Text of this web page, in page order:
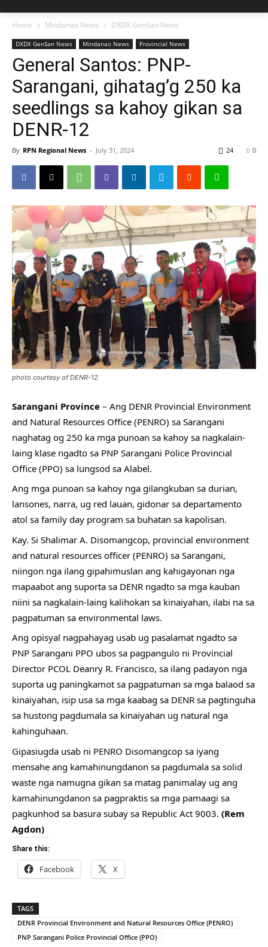
Home Mindanao News DXDX GenSan News
DXDX GenSan News Mindanao News Provincial News
General Santos: PNP-
Sarangani, gihatag’g 250 ka
seedlings sa kahoy gikan sa
DENR-12
By RPN Regional News - July 31, 2024 0
24
photo courtesy of DENR-12
Sarangani Province – Ang DENR Provincial Environment
and Natural Resources Office (PENRO) sa Sarangani
naghatag og 250 ka mga punoan sa kahoy sa nagkalain-
laing klase ngadto sa PNP Sarangani Police Provincial
Office (PPO) sa lungsod sa Alabel.
Ang mga punoan sa kahoy nga gilangkuban sa durian,
lansones, narra, ug red lauan, gidonar sa departamento
atol sa family day program sa buhatan sa kapolisan.
Kay. Si Shalimar A. Disomangcop, provincial environment
and natural resources officer (PENRO) sa Sarangani,
niingon nga ilang gipahimuslan ang kahigayonan nga
mapaabot ang suporta sa DENR ngadto sa mga kauban
niini sa nagkalain-laing kalihokan sa kinaiyahan, ilabi na sa
pagpatuman sa environmental laws.
Ang opisyal nagpahayag usab ug pasalamat ngadto sa
PNP Sarangani PPO ubos sa pagpangulo ni Provincial
Director PCOL Deanry R. Francisco, sa ilang padayon nga
suporta ug paningkamot sa pagpatuman sa mga balaod sa
kinaiyahan, isip usa sa mga kaabag sa DENR sa pagtinguha
sa hustong pagdumala sa kinaiyahan ug natural nga
kahinguhaan.
Gipasiugda usab ni PENRO Disomangcop sa iyang
mensahe ang kamahinungdanon sa pagdumala sa solid
waste nga namugna gikan sa matag panimalay ug ang
kamahinungdanon sa pagpraktis sa mga pamaagi sa
pagkunhod sa basura subay sa Republic Act 9003. (Rem
Agdon)
Share this:
Facebook X
TAGS
DENR Provincial Environment and Natural Resources Office (PENRO)
PNP Sarangani Police Provincial Office (PPO)